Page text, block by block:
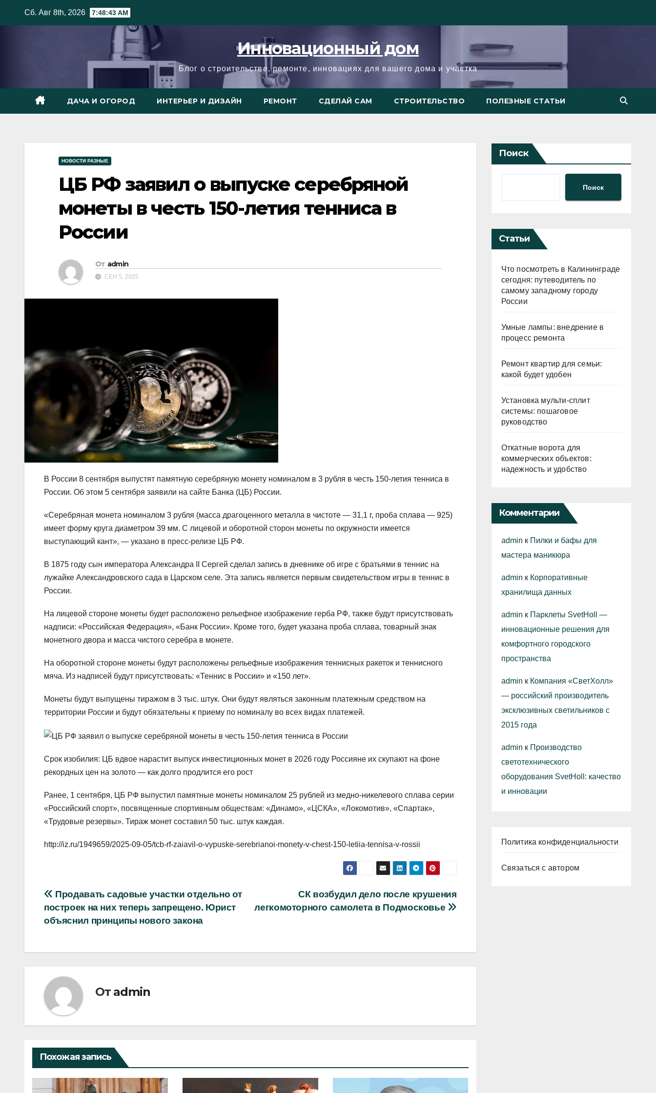
Сб. Авг 8th, 2026 7:48:44 AM
Инновационный дом
Блог о строительстве, ремонте, инновациях для вашего дома и участка
ДАЧА И ОГОРОД ИНТЕРЬЕР И ДИЗАЙН РЕМОНТ СДЕЛАЙ САМ СТРОИТЕЛЬСТВО ПОЛЕЗНЫЕ СТАТЬИ
НОВОСТИ РАЗНЫЕ
ЦБ РФ заявил о выпуске серебряной
монеты в честь 150-летия тенниса в
России
От admin
СЕН 5, 2025
В России 8 сентября выпустят памятную серебряную монету номиналом в 3 рубля в честь 150-летия тенниса в
России. Об этом 5 сентября заявили на сайте Банка (ЦБ) России.
«Серебряная монета номиналом 3 рубля (масса драгоценного металла в чистоте — 31,1 г, проба сплава — 925)
имеет форму круга диаметром 39 мм. С лицевой и оборотной сторон монеты по окружности имеется
выступающий кант», — указано в пресс-релизе ЦБ РФ.
В 1875 году сын императора Александра II Сергей сделал запись в дневнике об игре с братьями в теннис на
лужайке Александровского сада в Царском селе. Эта запись является первым свидетельством игры в теннис в
России.
На лицевой стороне монеты будет расположено рельефное изображение герба РФ, также будут присутствовать
надписи: «Российская Федерация», «Банк России». Кроме того, будет указана проба сплава, товарный знак
монетного двора и масса чистого серебра в монете.
На оборотной стороне монеты будут расположены рельефные изображения теннисных ракеток и теннисного
мяча. Из надписей будут присутствовать: «Теннис в России» и «150 лет».
Монеты будут выпущены тиражом в 3 тыс. штук. Они будут являться законным платежным средством на
территории России и будут обязательны к приему по номиналу во всех видах платежей.
Срок изобилия: ЦБ вдвое нарастит выпуск инвестиционных монет в 2026 году Россияне их скупают на фоне
рекордных цен на золото — как долго продлится его рост
Ранее, 1 сентября, ЦБ РФ выпустил памятные монеты номиналом 25 рублей из медно-никелевого сплава серии
«Российский спорт», посвященные спортивным обществам: «Динамо», «ЦСКА», «Локомотив», «Спартак»,
«Трудовые резервы». Тираж монет составил 50 тыс. штук каждая.
http://iz.ru/1949659/2025-09-05/tcb-rf-zaiavil-o-vypuske-serebrianoi-monety-v-chest-150-letiia-tennisa-v-rossii
Навигация
по
СК возбудил дело после крушения
легкомоторного самолета в Подмосковье
Продавать садовые участки отдельно от
построек на них теперь запрещено. Юрист
объяснил принципы нового закона
От admin
Похожая запись
Поиск
Поиск
Статьи
Что посмотреть в Калининграде
сегодня: путеводитель по
самому западному городу
России
Умные лампы: внедрение в
процесс ремонта
Ремонт квартир для семьи:
какой будет удобен
Установка мульти-сплит
системы: пошаговое
руководство
Откатные ворота для
коммерческих объектов:
надежность и удобство
Комментарии
admin к Пилки и бафы для
мастера маникюра
admin к Корпоративные
хранилища данных
admin к Парклеты SvetHoll —
инновационные решения для
комфортного городского
пространства
admin к Компания «СветХолл»
— российский производитель
эксклюзивных светильников с
2015 года
admin к Производство
светотехнического
оборудования SvetHoll: качество
и инновации
Политика конфиденциальности
Связаться с автором